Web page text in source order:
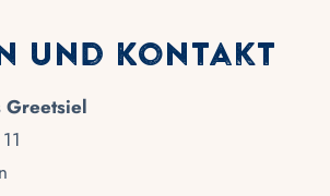
und Kontakt
Greetsiel